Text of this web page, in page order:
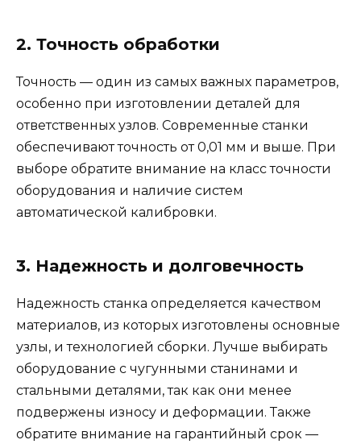
2. Точность обработки
Точность — один из самых важных параметров,
особенно при изготовлении деталей для
ответственных узлов. Современные станки
обеспечивают точность от 0,01 мм и выше. При
выборе обратите внимание на класс точности
оборудования и наличие систем
автоматической калибровки.
3. Надежность и долговечность
Надежность станка определяется качеством
материалов, из которых изготовлены основные
узлы, и технологией сборки. Лучше выбирать
оборудование с чугунными станинами и
стальными деталями, так как они менее
подвержены износу и деформации. Также
обратите внимание на гарантийный срок —